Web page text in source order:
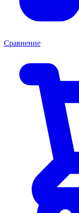
Сравнение